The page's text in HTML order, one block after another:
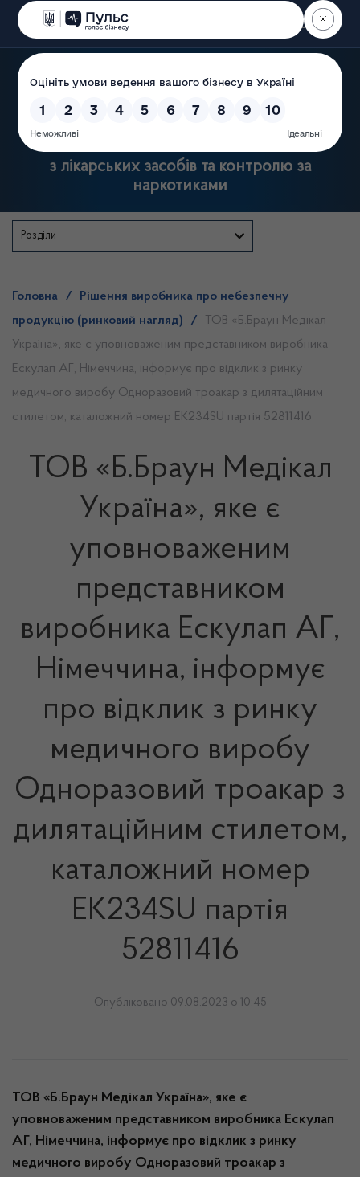
Пошук
Державна служба України
з лікарських засобів та контролю за
наркотиками
Розділи
Головна /
Рішення виробника про небезпечну
продукцію (ринковий нагляд)
/
ТОВ «Б.Браун Медікал
Україна», яке є уповноваженим представником виробника
Ескулап АГ, Німеччина, інформує про відклик з ринку
медичного виробу Одноразовий троакар з дилятаційним
стилетом, каталожний номер ЕК234SU партія 52811416
ТОВ «Б.Браун Медікал
Україна», яке є
уповноваженим
представником
виробника Ескулап АГ,
Німеччина, інформує
про відклик з ринку
медичного виробу
Одноразовий троакар з
дилятаційним стилетом,
каталожний номер
ЕК234SU партія
52811416
Опубліковано 09.08.2023 о 10:45
ТОВ «Б.Браун Медікал Україна», яке є
уповноваженим представником виробника Ескулап
АГ, Німеччина, інформує про відклик з ринку
медичного виробу Одноразовий троакар з